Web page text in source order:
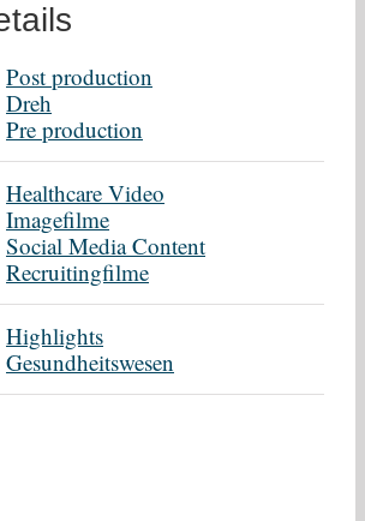
Post production
Dreh
Pre production
Healthcare Video
Imagefilme
Social Media Content
Recruitingfilme
Highlights
Gesundheitswesen